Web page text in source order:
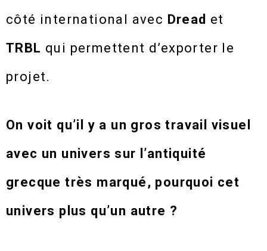
côté international avec Dread et
TRBL qui permettent d’exporter le
projet.
On voit qu’il y a un gros travail visuel
avec un univers sur l’antiquité
grecque très marqué, pourquoi cet
univers plus qu’un autre ?